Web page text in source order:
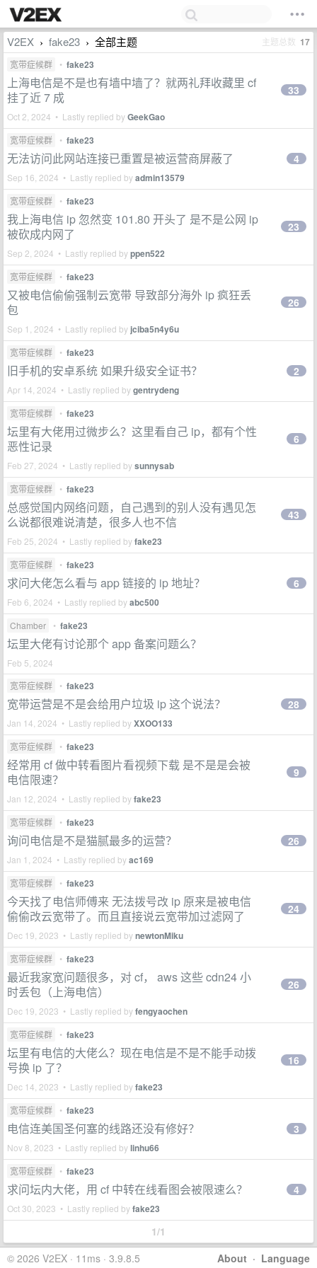
V2EX › fake23 › 全部主题 主题总数 17
宽带症候群 • fake23
上海电信是不是也有墙中墙了？就两礼拜收藏里 cf
挂了近 7 成
Oct 2, 2024 • Lastly replied byGeekGao
33
宽带症候群 • fake23
无法访问此网站连接已重置是被运营商屏蔽了
Sep 16, 2024 • Lastly replied byadmin13579
4
宽带症候群 • fake23
我上海电信 ip 忽然变 101.80 开头了 是不是公网 ip
被砍成内网了
Sep 2, 2024 • Lastly replied byppen522
23
宽带症候群 • fake23
又被电信偷偷强制云宽带 导致部分海外 ip 疯狂丢
包
Sep 1, 2024 • Lastly replied by jciba5n4y6u
26
宽带症候群 • fake23
旧手机的安卓系统 如果升级安全证书？
Apr 14, 2024 • Lastly replied bygentrydeng
2
宽带症候群 • fake23
坛里有大佬用过微步么？这里看自己 ip，都有个性
恶性记录
Feb 27, 2024 • Lastly replied bysunnysab
6
宽带症候群 • fake23
总感觉国内网络问题，自己遇到的别人没有遇见怎
么说都很难说清楚，很多人也不信
Feb 25, 2024 • Lastly replied byfake23
43
宽带症候群 • fake23
求问大佬怎么看与 app 链接的 ip 地址？
Feb 6, 2024 • Lastly replied byabc500
6
Chamber • fake23
坛里大佬有讨论那个 app 备案问题么？
Feb 5, 2024
宽带症候群
• fake23
宽带运营是不是会给用户垃圾 ip 这个说法？
Jan 14, 2024 • Lastly replied byXXOO133
28
宽带症候群 • fake23
经常用 cf 做中转看图片看视频下载 是不是是会被
电信限速？
Jan 12, 2024 • Lastly replied byfake23
9
宽带症候群 • fake23
询问电信是不是猫腻最多的运营？
Jan 1, 2024 • Lastly replied byac169
26
宽带症候群 • fake23
今天找了电信师傅来 无法拨号改 ip 原来是被电信
偷偷改云宽带了。而且直接说云宽带加过滤网了
Dec 19, 2023 • Lastly replied bynewtonMiku
24
宽带症候群 • fake23
最近我家宽问题很多，对 cf， aws 这些 cdn24 小
时丢包（上海电信）
Dec 19, 2023 • Lastly replied byfengyaochen
26
宽带症候群 • fake23
坛里有电信的大佬么？现在电信是不是不能手动拨
号换 ip 了？
Dec 14, 2023 • Lastly replied byfake23
16
宽带症候群 • fake23
电信连美国圣何塞的线路还没有修好？
Nov 8, 2023 • Lastly replied bylinhu66
3
宽带症候群 • fake23
求问坛内大佬，用 cf 中转在线看图会被限速么？
Oct 30, 2023 • Lastly replied byfake23
4
1/1
About · Language
© 2026 V2EX · 11ms · 3.9.8.5